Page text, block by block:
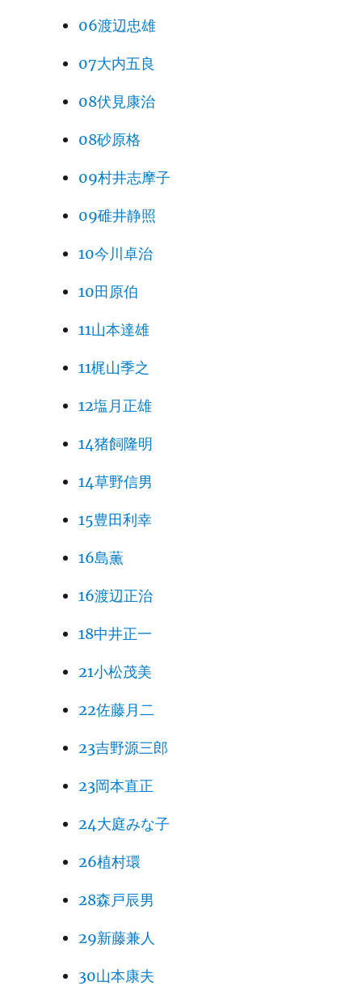
06渡辺忠雄
07大内五良
08伏見康治
08砂原格
09村井志摩子
09碓井静照
10今川卓治
10田原伯
11山本達雄
11梶山季之
12塩月正雄
14猪飼隆明
14草野信男
15豊田利幸
16島薫
16渡辺正治
18中井正一
21小松茂美
22佐藤月二
23吉野源三郎
23岡本直正
24大庭みな子
26植村環
28森戸辰男
29新藤兼人
30山本康夫